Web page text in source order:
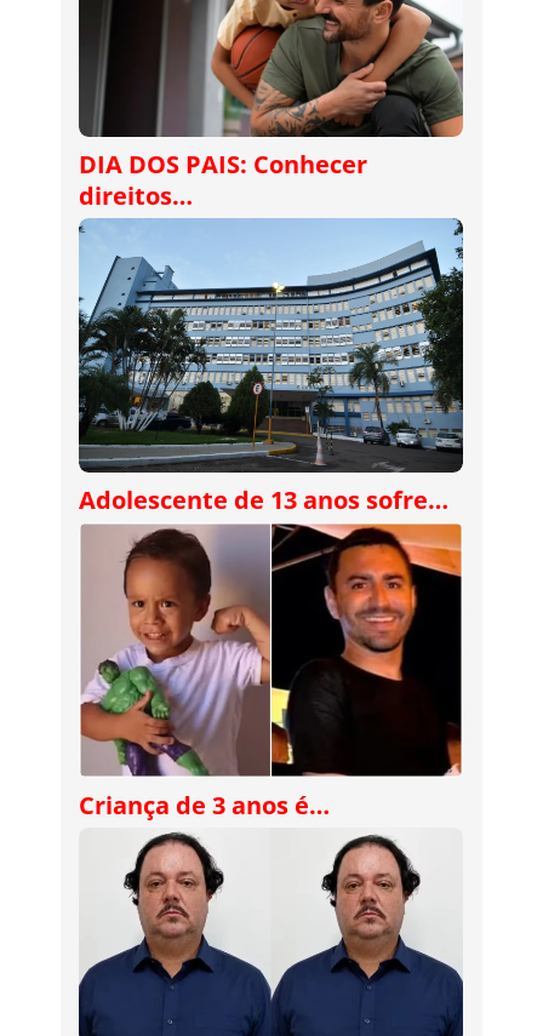
DIA DOS PAIS: Conhecer
direitos…
Adolescente de 13 anos sofre…
Criança de 3 anos é…